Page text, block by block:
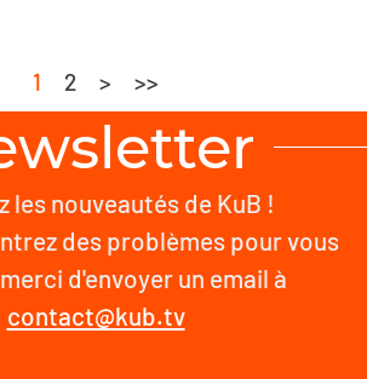
1 2 > >>
les nouveautés de KuB !
des problèmes pour vous
d'envoyer un email à
contact@kub.tv